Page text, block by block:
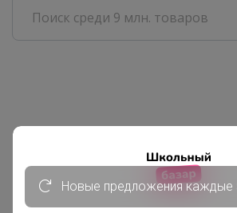
Совместные покупки
АРХИВ СП
Продукты
Новые предложения каждые